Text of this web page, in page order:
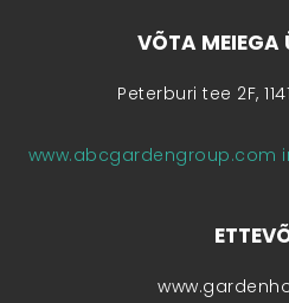
VÕTA MEIEGA
Peterburi tee 2F,
www.abcgardengroup.com